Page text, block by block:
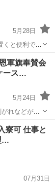
5月28日
と便利です
させていただ
イド
軍旗奉賛会
ース…
5月24日
れなどがみ
寮可 仕事と
…
07月31日